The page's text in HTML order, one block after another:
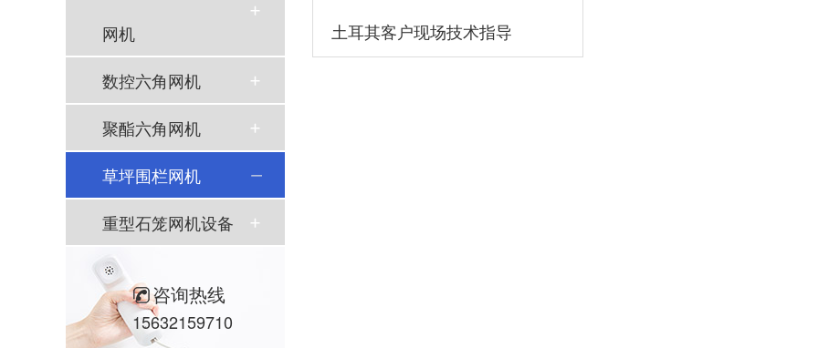
网机
数控六角网机
聚酯六角网机
草坪围栏网机
重型石笼网机设备
咨询热线
15632159710
土耳其客户现场技术指导